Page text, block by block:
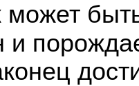
может
и